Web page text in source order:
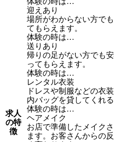
求人
の特
徴
迎えあり
場所がわからない方で
てもらえます。
体験の時は…
送りあり
帰りの足がない方でも
ってもらえます。
体験の時は…
レンタル衣装
ドレスや制服などの衣
内バッグを貸してくれ
体験の時は…
ヘアメイク
お店で準備したメイク
ます。お客さんからの